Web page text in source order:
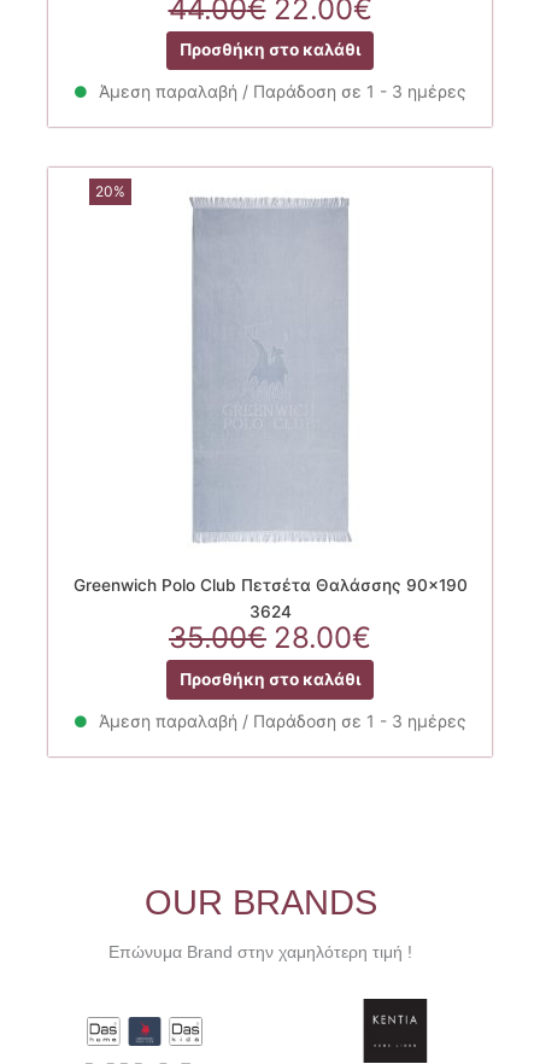
44.00€ Original
price
was:
44.00€.
22.00€Η
τρέχουσα
τιμή
είναι:
Προσθήκη στο καλάθι
Άμεση παραλαβή / Παράδοση σε 1 - 3 ημέρες
20%
Greenwich Polo Club Πετσέτα Θαλάσσης 90×190
3624
35.00€ Original
price
was:
35.00€.
28.00€
τρέχουσα
τιμή
είναι:
28.00€.
Προσθήκη στο καλάθι
Άμεση παραλαβή / Παράδοση σε 1 - 3 ημέρες
OUR BRANDS
Επώνυμα Brand στην χαμηλότερη τιμή !